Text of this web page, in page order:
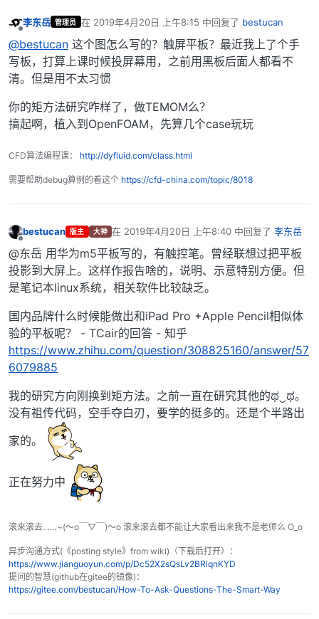
李东岳 管理员 在 2019年4月20日 上午8:15 中回复了 bestucan
最后由 编辑
@bestucan 这个图怎么写的？触屏平板？最近我上了个手
写板，打算上课时候投屏幕用，之前用黑板后面人都看不
清。但是用不太习惯
你的矩方法研究咋样了，做TEMOM么？
搞起啊，植入到OpenFOAM，先算几个case玩玩
CFD算法编程课： http://dyfluid.com/class.html
需要帮助debug算例的看这个 https://cfd-china.com/topic/8018
离线
bestucan 版主 大神 在 2019年4月20日 上午8:40 中回复了李东岳
最后由 编辑
@东岳 用华为m5平板写的，有触控笔。曾经联想过把平板
投影到大屏上。这样作报告啥的，说明、示意特别方便。但
是笔记本linux系统，相关软件比较缺乏。
国内品牌什么时候能做出和iPad Pro +Apple Pencil相似体
验的平板呢？ - TCair的回答 - 知乎
https://www.zhihu.com/question/308825160/answer/57
6079885
我的研究方向刚换到矩方法。之前一直在研究其他的ಥ‿ಥ。
没有祖传代码，空手夺白刃，要学的挺多的。还是个半路出
家的。
正在努力中
滚来滚去……~(～o￣▽￣)～o 滚来滚去都不能让大家看出来我不是老师么 O_o
异步沟通方式(《posting style》from wiki)（下载后打开）：
https://www.jianguoyun.com/p/Dc52X2sQsLv2BRiqnKYD
提问的智慧(github在gitee的镜像)：
https://gitee.com/bestucan/How-To-Ask-Questions-The-Smart-Way